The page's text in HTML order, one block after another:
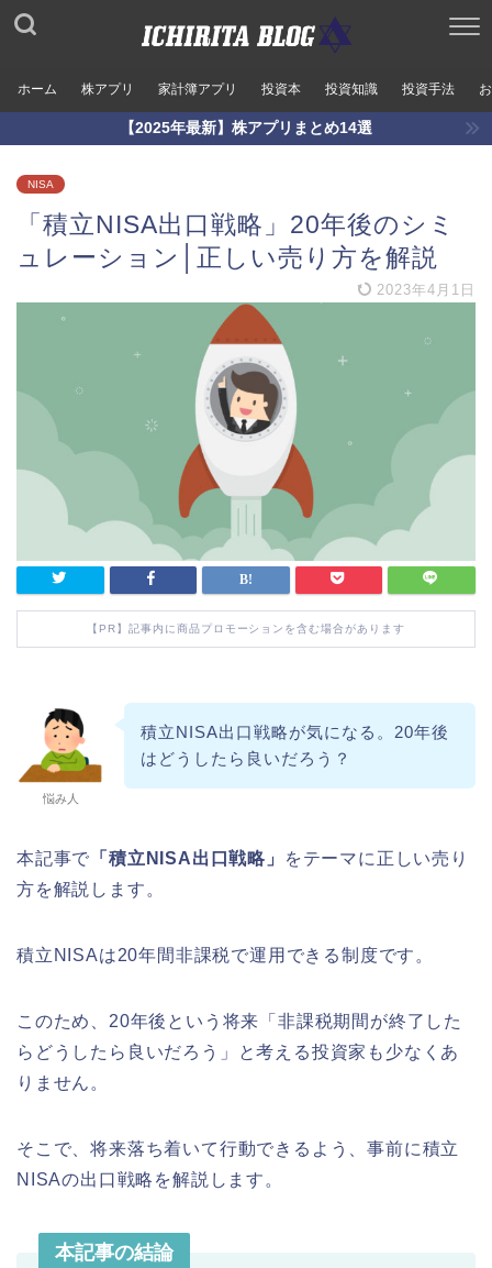
ホーム 株アプリ 家計簿アプリ 投資本 投資知識 投資手法
【2025年最新】株アプリまとめ14選
NISA
「積立NISA出口戦略」20年後のシミ
ュレーション│正しい売り方を解説
2023年4月1日
【PR】記事内に商品プロモーションを含む場合があります
悩み人
積立NISA出口戦略が気になる。20年後
はどうしたら良いだろう？
本記事で 「積立NISA出口戦略」
をテーマに正しい売り
方を解説します。
積立NISAは20年間非課税で運用できる制度です。
このため、20年後という将来「非課税期間が終了した
らどうしたら良いだろう」と考える投資家も少なくあ
りません。
そこで、将来落ち着いて行動できるよう、事前に積立
NISAの出口戦略を解説します。
本記事の結論